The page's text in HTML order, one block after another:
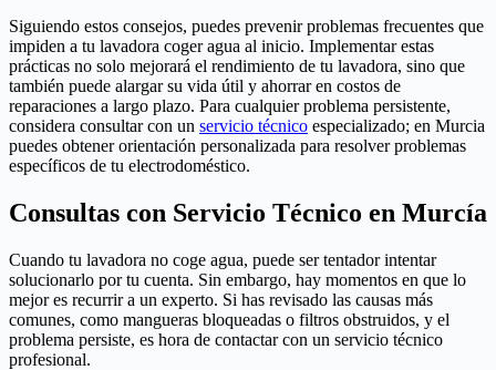
Siguiendo estos consejos, puedes prevenir problemas frecuentes que
impiden a tu lavadora coger agua al inicio. Implementar estas
prácticas no solo mejorará el rendimiento de tu lavadora, sino que
también puede alargar su vida útil y ahorrar en costos de
reparaciones a largo plazo. Para cualquier problema persistente,
considera consultar con un servicio técnico especializado; en Murcia
puedes obtener orientación personalizada para resolver problemas
específicos de tu electrodoméstico.
Consultas con Servicio Técnico en Murcía
Cuando tu lavadora no coge agua, puede ser tentador intentar
solucionarlo por tu cuenta. Sin embargo, hay momentos en que lo
mejor es recurrir a un experto. Si has revisado las causas más
comunes, como mangueras bloqueadas o filtros obstruidos, y el
problema persiste, es hora de contactar con un servicio técnico
profesional.